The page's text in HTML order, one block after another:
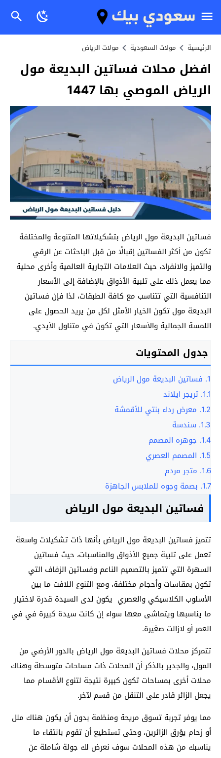
الرئيسية مولات السعودية مولات الرياض
افضل محلات فساتين البديعة مول
الرياض الموصي بها 1447
فساتين البديعة مول الرياض بتشكيلاتها المتنوعة والمختلفة
تكون من أكثر الفساتين إقبالًا من قبل الباحثات عن الرقي
والتميز والانفراد، حيث العلامات التجارية العالمية وأخرى محلية
مما يعمل ذلك على تلبية الأذواق بالإضافة إلى الأسعار
التنافسية التي تتناسب مع كافة الطبقات، لذا فإن فساتين
البديعة مول تكون الخيار الأمثل لكل من يريد الحصول على
اللمسة الجمالية والأسعار التي تكون في متناول الأيدي.
جدول المحتويات
1. فساتين البديعة مول الرياض
1.1. تريجر ايلاند
1.2. معرض رداء بنتي للأقمشة
1.3. سندسة
1.4. جوهره المصمم
1.5. المصمم العصري
1.6. متجر مردم
1.7. بصمة وجوه للملابس الجاهزة
فساتين البديعة مول الرياض
تتميز فساتين البديعة مول الرياض بأنها ذات تشكيلات واسعة
تعمل على تلبية جميع الأذواق والمناسبات، حيث فساتين
السهرة التي تتميز بالتصميم الناعم وفساتين الزفاف التي
تكون بمقاسات وأحجام مختلفة، ومع التنوع اللافت ما بين
الأسلوب الكلاسيكي والعصري يكون لدى السيدة قدرة لاختيار
ما يناسبها ويتماشى معها سواء إن كانت سيدة كبيرة في في
العمر أو لازالت صغيرة.
تتمركز محلات فساتين البديعة مول الرياض بالدور الأرضي من
المول، والجدير بالذكر أن المحلات ذات مساحات متوسطة وهناك
محلات أخرى بمساحات تكون كبيرة نتيجة لتنوع الأقسام مما
يجعل الزائر قادر على التنقل من قسم لآخر.
مما يوفر تجربة تسوق مريحة ومنظمة بدون أن يكون هناك ملل
أو زحام يؤرق الزائرين، وحتى تستطيع أن تقوم بانتقاء ما
يناسبك من هذه المحلات سوف نعرض لك جولة شاملة عن